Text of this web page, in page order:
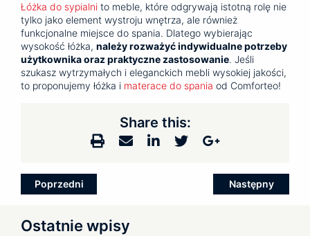
Łóżka do sypialni to meble, które odgrywają istotną rolę nie
tylko jako element wystroju wnętrza, ale również
funkcjonalne miejsce do spania. Dlatego wybierając
wysokość łóżka, należy rozważyć indywidualne potrzeby
użytkownika oraz praktyczne zastosowanie. Jeśli
szukasz wytrzymałych i eleganckich mebli wysokiej jakości,
to proponujemy łóżka i materace do spania od Comforteo!
Share this:
Zobacz
wpisy
Poprzedni Następny
Ostatnie wpisy